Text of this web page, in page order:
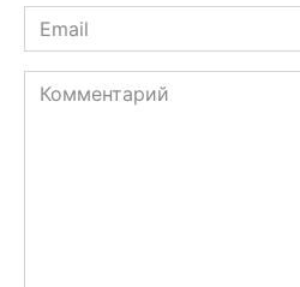
Email
*
Комментарий